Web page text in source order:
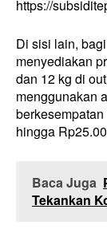
https://
Di sisi lain,
menyediakan
dan 12 kg di
menggunakan
hingga
Baca Juga
Tekankan